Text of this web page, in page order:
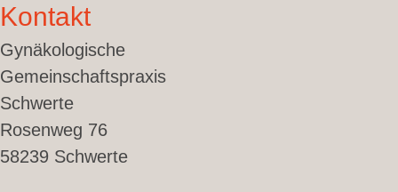
Kontakt
Gynäkologische
Gemeinschaftspraxis
Schwerte
Rosenweg 76
58239 Schwerte